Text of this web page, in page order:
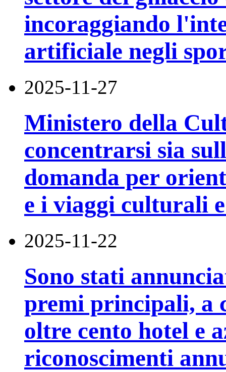
incoraggiando
artificiale negli
2025-11-27
Ministero della
concentrarsi sia
domanda per
e i viaggi culturali
2025-11-22
Sono stati
premi principali, a
oltre cento hotel e
riconoscimenti